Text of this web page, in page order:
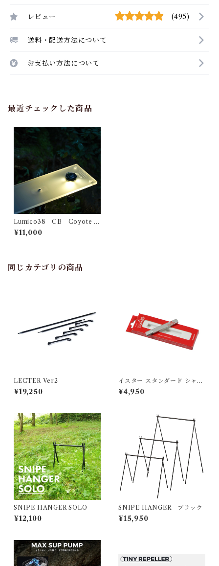
レビュー (495)
送料・配送方法について
お支払い方法について
最近チェックした商品
Lumico38 CB Coyote b
rown
¥11,000
同じカテゴリの商品
LECTER Ver2
¥19,250
イスター スタンダード シャー
プナー
¥4,950
SNIPE HANGER SOLO
¥12,100
SNIPE HANGER ブラック
¥15,950